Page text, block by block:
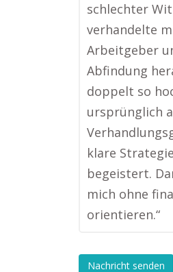
schlechter
verhandelte
Arbeitgeber
Abfindung
doppelt so
ursprünglich
klare
begeistert.
mich ohne
orientieren.“
Nachricht senden